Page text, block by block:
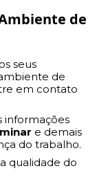
de
seus
de
em contato
informações
e demais
do trabalho.
qualidade do